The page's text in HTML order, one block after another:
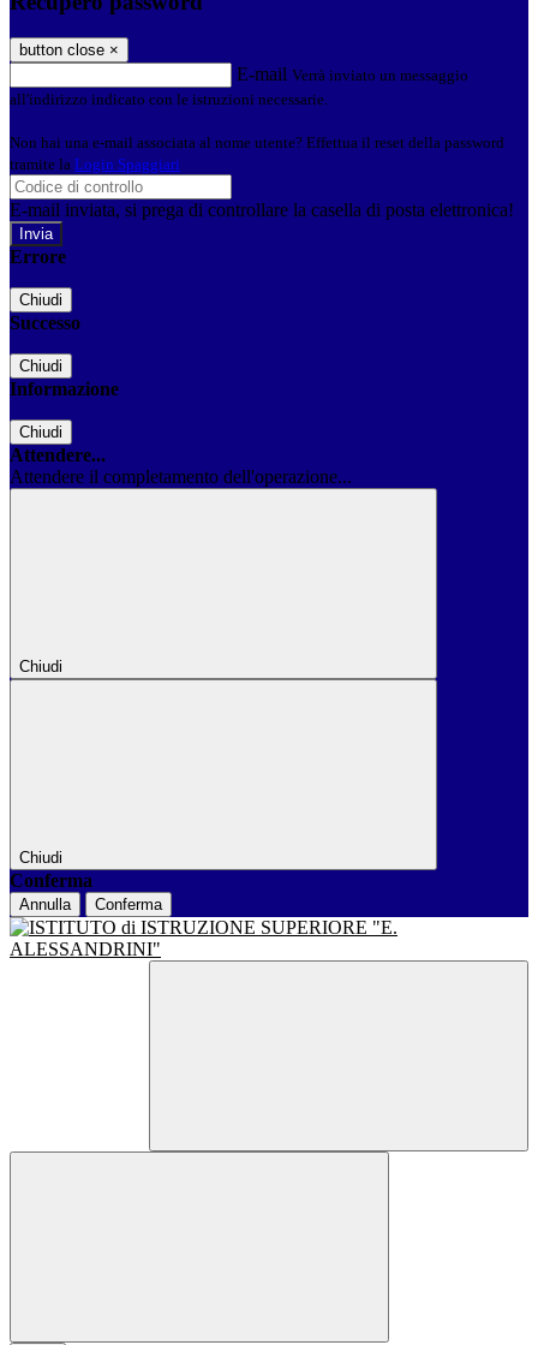
button close ×
E-mail Verrà inviato un messaggio
all'indirizzo indicato con le istruzioni necessarie.
Non hai una e-mail associata al nome utente? Effettua il reset della password
tramite la Login Spaggiari
E-mail inviata, si prega di controllare la casella di posta elettronica!
Errore
Chiudi
Successo
Chiudi
Informazione
Chiudi
Attendere...
Attendere il completamento dell'operazione...
Chiudi
Chiudi
Conferma
Annulla Conferma